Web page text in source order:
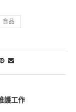
食品
護工作